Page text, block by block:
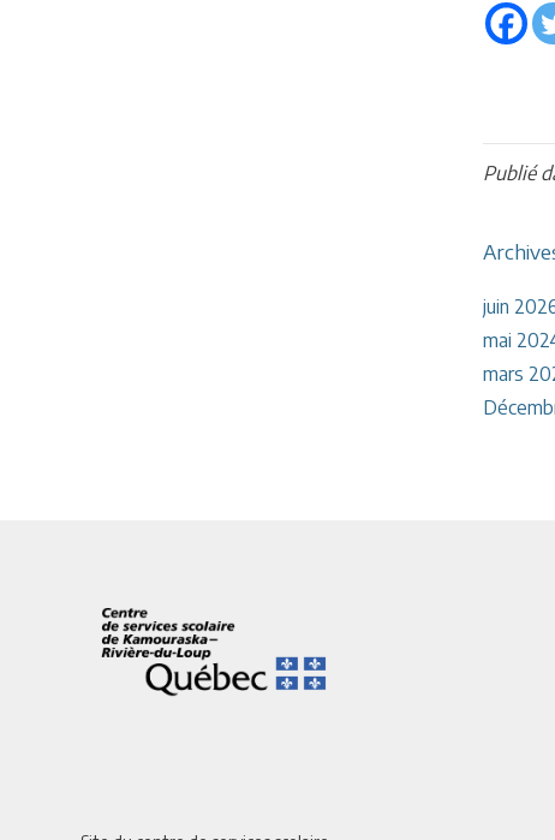
Publié
juin
mai
mars